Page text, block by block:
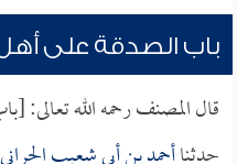
باب الصدقة على
قال المصنف رحمه الله تعالى: